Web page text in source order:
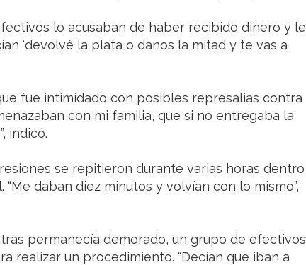
lo acusaban de haber recibido dinero y le
‘devolvé la plata o danos la mitad y te vas a
fue intimidado con posibles represalias contra
con mi familia, que si no entregaba la
indicó.
se repitieron durante varias horas dentro
daban diez minutos y volvían con lo mismo”,
permanecía demorado, un grupo de efectivos
realizar un procedimiento. “Decían que iban a